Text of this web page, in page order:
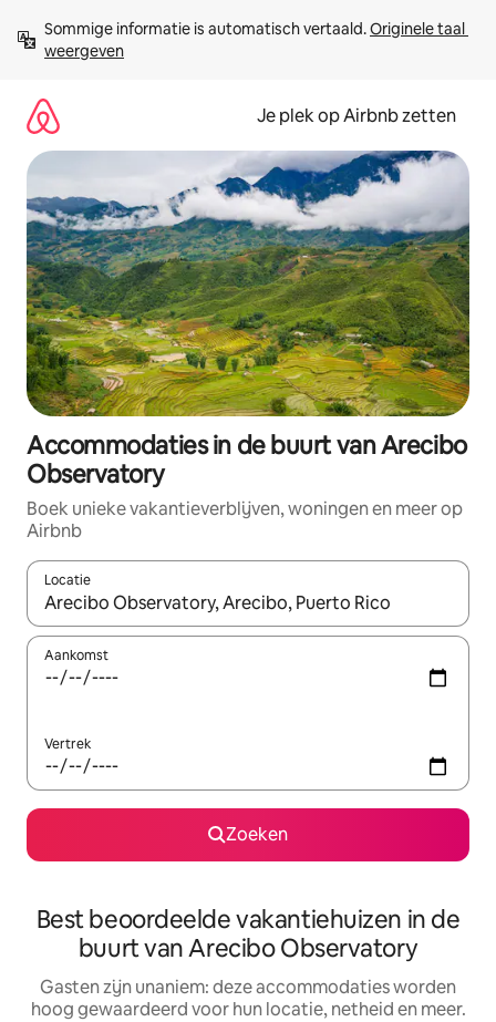
direct
naar
Sommige informatie is automatisch vertaald. Originele taal
weergeven
Je plek op Airbnb zetten
Accommodaties in de buurt van Arecibo
Observatory
Boek unieke vakantieverblijven, woningen en meer op
Airbnb
Locatie
Wanneer er resultaten beschikbaar zijn, maak je een keuze
Aankomst
Vertrek
Zoeken
Best beoordeelde vakantiehuizen in de
buurt van Arecibo Observatory
Gasten zijn unaniem: deze accommodaties worden
hoog gewaardeerd voor hun locatie, netheid en meer.